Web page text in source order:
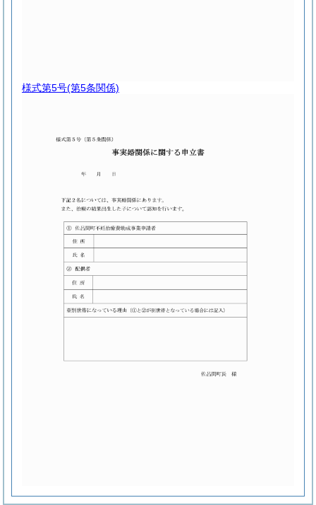
様式第5号(第5条関係)